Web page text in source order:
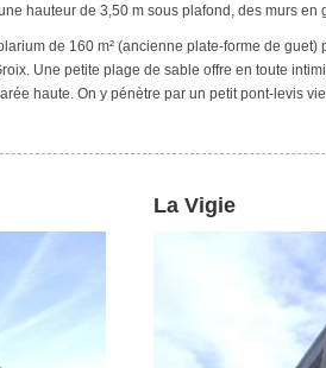
hauteur de 3,50 m sous plafond, des murs en
de 160 m² (ancienne plate-forme de
Une petite plage de sable offre en toute
haute. On y pénètre par un petit pont-levis
La Vigie